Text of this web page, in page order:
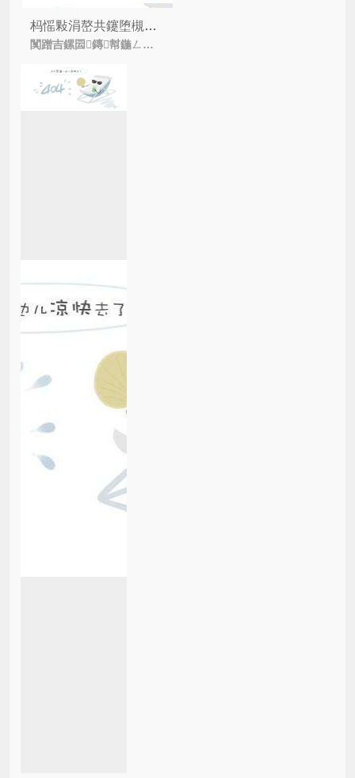
杩愮敤涓嶅共鑳堕槻浼爣绛鹃渶瑕佹敞鎰忓摢浜涢棶棰橈紵
闃蹭吉鏍囩鏄幇鍦ㄥ緢澶氫紒涓氫骇鍝佸嚭鍘傜殑鏍囧噯锛岄槻浼爣绛惧湪鍋囧啋浼姡浜у搧鐨勫奖鍝嶄笅锛屽湪鍝佺墝浠峰€肩殑缁存姢涓婅捣鐫€涓?/i>